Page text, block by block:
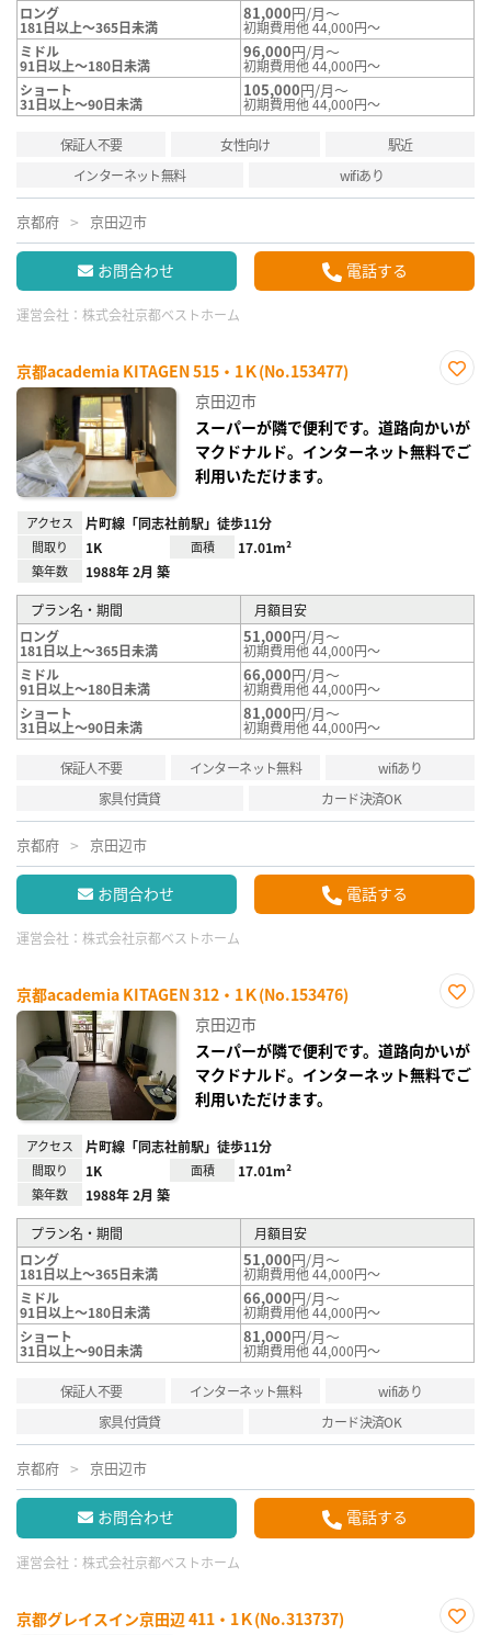
ロング
181日以上～365日未満
81,000円/月～
初期費用他 44,000円～
ミドル
91日以上～180日未満
96,000円/月～
初期費用他 44,000円～
ショート
31日以上～90日未満
105,000円/月～
初期費用他 44,000円～
保証人不要 女性向け
駅近
インターネット無料
wifiあり
京都府 京田辺市
お問合わせ 電話する
運営会社： 株式会社京都ベストホーム
京都academia KITAGEN 515・1Ｋ(No.153477)
り登
録
京田辺市
スーパーが隣で便利です。道路向かいが
マクドナルド。インターネット無料でご
利用いただけます。
アクセス 片町線「同志社前駅」徒歩11分
間取り 1K 面積 17.01m²
築年数 1988年 2月 築
プラン名・期間
月額目安
ロング
181日以上～365日未満
51,000円/月～
初期費用他 44,000円～
ミドル
91日以上～180日未満
66,000円/月～
初期費用他 44,000円～
ショート
31日以上～90日未満
81,000円/月～
初期費用他 44,000円～
保証人不要 インターネット無料
wifiあり
家具付賃貸
カード決済OK
京都府 京田辺市
お問合わせ 電話する
運営会社： 株式会社京都ベストホーム
京都academia KITAGEN 312・1Ｋ(No.153476)
り登
録
京田辺市
スーパーが隣で便利です。道路向かいが
マクドナルド。インターネット無料でご
利用いただけます。
アクセス 片町線「同志社前駅」徒歩11分
間取り 1K 面積 17.01m²
築年数 1988年 2月 築
プラン名・期間
月額目安
ロング
181日以上～365日未満
51,000円/月～
初期費用他 44,000円～
ミドル
91日以上～180日未満
66,000円/月～
初期費用他 44,000円～
ショート
31日以上～90日未満
81,000円/月～
初期費用他 44,000円～
保証人不要 インターネット無料
wifiあり
家具付賃貸
カード決済OK
京都府 京田辺市
お問合わせ 電話する
運営会社： 株式会社京都ベストホーム
京都グレイスイン京田辺 411・1Ｋ(No.313737)